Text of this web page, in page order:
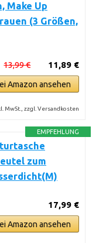
Make Up
(3 Größen,
11,89 €
13,99 €
Amazon ansehen
MwSt., zzgl. Versandkosten
EMPFEHLUNG
zum
17,99 €
Amazon ansehen